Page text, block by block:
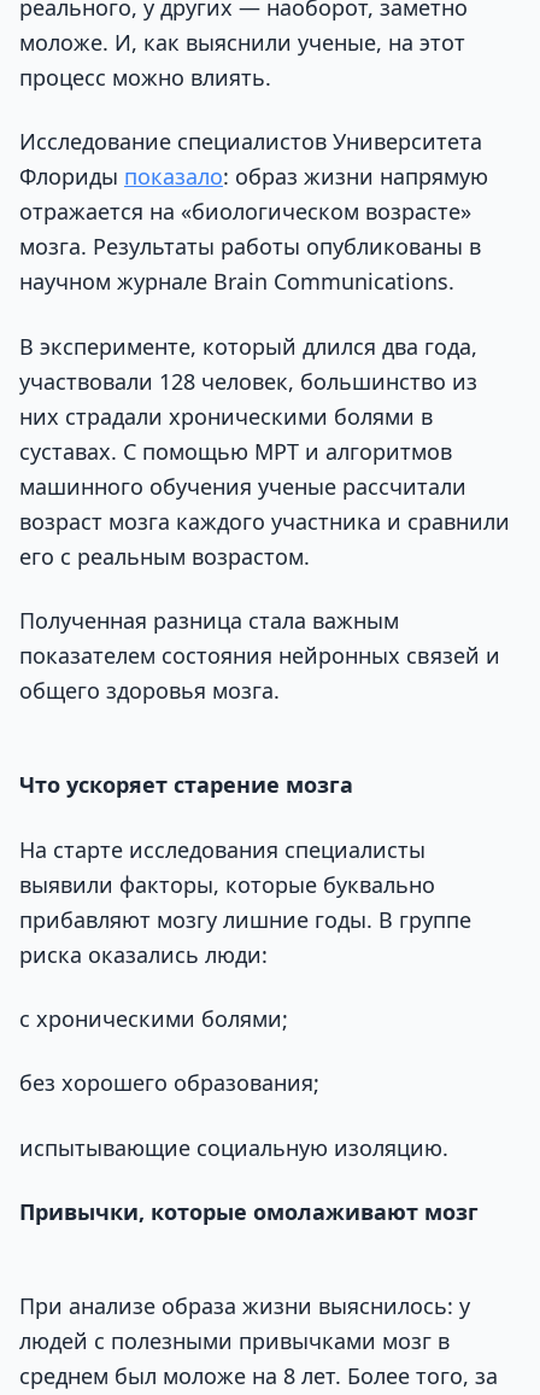
реального, у других — наоборот, заметно
моложе. И, как выяснили ученые, на этот
процесс можно влиять.
Исследование специалистов Университета
Флориды показало: образ жизни напрямую
отражается на «биологическом возрасте»
мозга. Результаты работы опубликованы в
научном журнале Brain Communications.
В эксперименте, который длился два года,
участвовали 128 человек, большинство из
них страдали хроническими болями в
суставах. С помощью МРТ и алгоритмов
машинного обучения ученые рассчитали
возраст мозга каждого участника и сравнили
его с реальным возрастом.
Полученная разница стала важным
показателем состояния нейронных связей и
общего здоровья мозга.
Что ускоряет старение мозга
На старте исследования специалисты
выявили факторы, которые буквально
прибавляют мозгу лишние годы. В группе
риска оказались люди:
с хроническими болями;
без хорошего образования;
испытывающие социальную изоляцию.
Привычки, которые омолаживают мозг
При анализе образа жизни выяснилось: у
людей с полезными привычками мозг в
среднем был моложе на 8 лет. Более того, за